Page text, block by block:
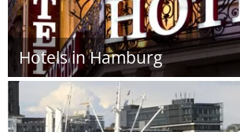
Hotels in Hamburg